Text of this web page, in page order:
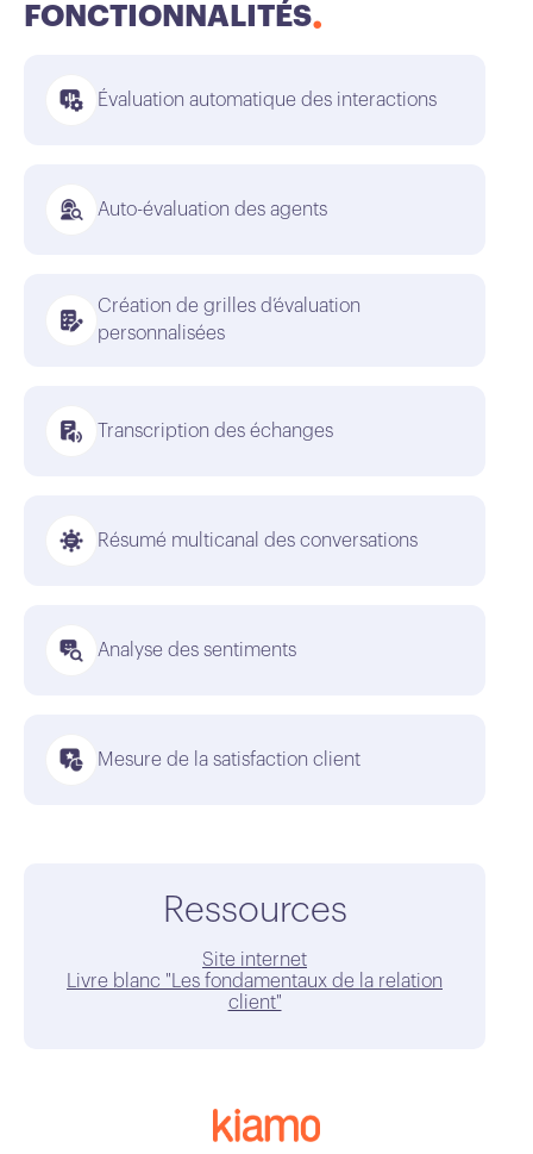
FONCTIONNALITÉS
Évaluation automatique des interactions
Auto-évaluation des agents
Création de grilles d’évaluation
personnalisées
Transcription des échanges
Résumé multicanal des conversations
Analyse des sentiments
Mesure de la satisfaction client
Ressources
Site internet
Livre blanc "Les fondamentaux de la relation
client"